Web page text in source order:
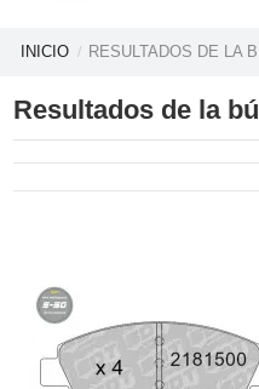
INICIO RESULTADOS DE LA
Resultados de la